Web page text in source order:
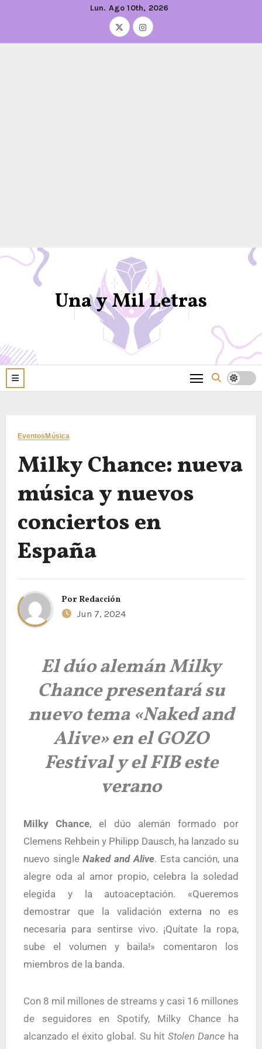
Lun. Ago 10th, 2026
Una y Mil Letras
EventosMúsica
Milky Chance: nueva
música y nuevos
conciertos en
España
Por Redacción
Jun 7, 2024
El dúo alemán Milky
Chance presentará su
nuevo tema «Naked and
Alive» en el GOZO
Festival y el FIB este
verano
Milky Chance, el dúo alemán formado por
Clemens Rehbein y Philipp Dausch, ha lanzado su
nuevo singleNaked and Alive. Esta canción, una
alegre oda al amor propio, celebra la soledad
elegida y la autoaceptación. «Queremos
demostrar que la validación externa no es
necesaria para sentirse vivo. ¡Quítate la ropa,
sube el volumen y baila!» comentaron los
miembros de la banda.
Con 8 mil millones de streams y casi 16 millones
de seguidores en Spotify, Milky Chance ha
alcanzado el éxito global. Su hit Stolen Dance ha